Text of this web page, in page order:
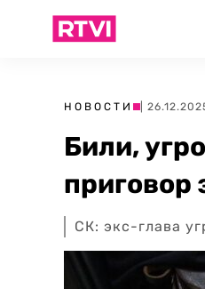
НОВОСТИ |
Били,
приговор
СК: экс-глава